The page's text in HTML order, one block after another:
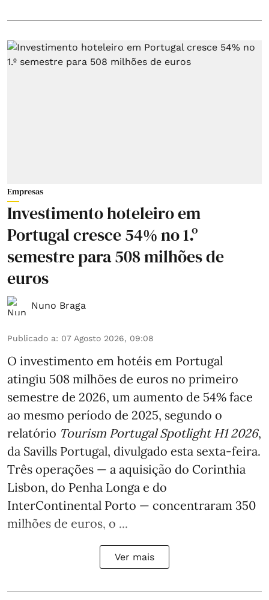
Empresas
Investimento hoteleiro em
Portugal cresce 54% no 1.º
semestre para 508 milhões de
euros
Nuno Braga
Publicado a: 07 Agosto 2026, 09:08
O investimento em hotéis em Portugal
atingiu 508 milhões de euros no primeiro
semestre de 2026, um aumento de 54% face
ao mesmo período de 2025, segundo o
relatório Tourism Portugal Spotlight H1 2026,
da Savills Portugal, divulgado esta sexta-feira.
Três operações — a aquisição do Corinthia
Lisbon, do Penha Longa e do
InterContinental Porto — concentraram 350
milhões de euros, o ...
Ver mais